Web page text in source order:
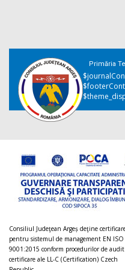
Primăria
Consiliul Judeţean Argeș deţine
pentru sistemul de management EN ISO
9001:2015 conform procedurilor de
certificare ale LL-C (Certification) Czech